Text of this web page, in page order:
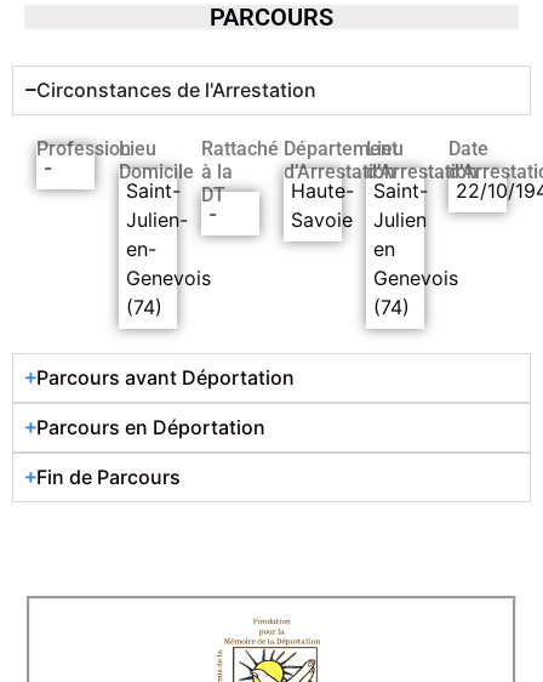
PARCOURS
Circonstances de l'Arrestation
Profession
-
Lieu
Domicile
Saint-
Julien-
en-
Genevois
(74)
Rattaché
à la
DT
-
Département
d’Arrestation
Haute-
Savoie
Lieu
d’Arrestation
Saint-
Julien
en
Genevois
(74)
Date
22/10/
Parcours avant Déportation
Parcours en Déportation
Fin de Parcours